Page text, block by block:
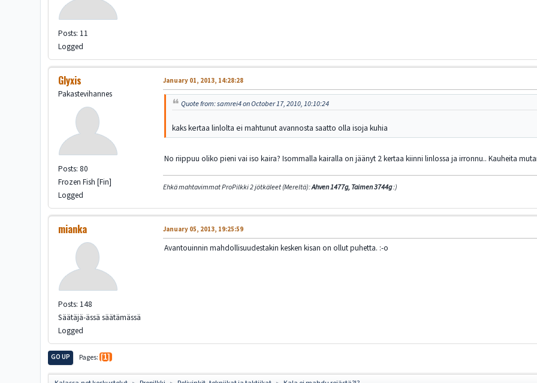
Posts: 11
Logged
Glyxis
Pakastevihannes
Posts: 80
Frozen Fish [Fin]
Logged
January 01, 2013, 14:28:28
Quote from: samrei4 on October 17, 2010, 10:10:24
kaks kertaa linlolta ei mahtunut avannosta saatto olla isoja kuhia
No riippuu oliko pieni vai iso kaira? Isommalla kairalla on jäänyt 2 kertaa kiinni linlossa ja irronnu.. Kauheita
Ehkä mahtavimmat ProPilkki 2 jötkäleet (Mereltä):Ahven 1477g, Taimen 3744g:)
mianka
Posts: 148
Säätäjä-ässä säätämässä
Logged
January 05, 2013, 19:25:59
Avantouinnin mahdollisuudestakin kesken kisan on ollut puhetta. :-o
GO UP Pages 1